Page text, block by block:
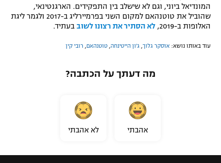
המונדיאל ביוני, וגם לא שישלב בין התפקידים. הארגנטינאי,
שהוביל את טוטנהאם למקום השני בפרמיירליג ב-2017 ולגמר ליגת
האלופות ב-2019,
לא הסתיר את רצונו לשוב בעתיד.
עוד באותו נושא: אוסקר גלוך ג'ון הייטינחה טוטנהאם רובי קין
מה דעתך על הכתבה?
אהבתי לא אהבתי